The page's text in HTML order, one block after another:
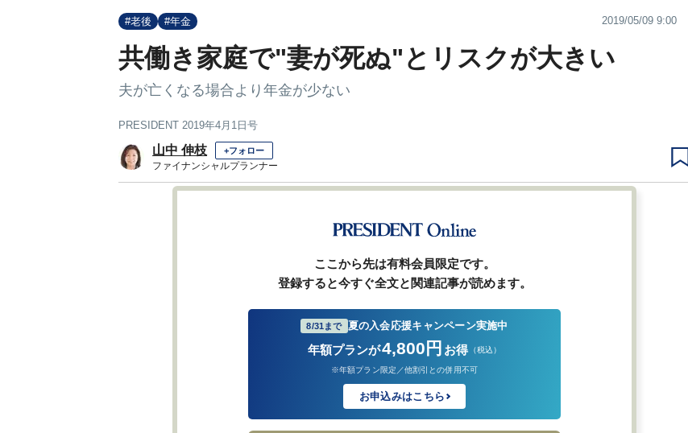
#老後 #年金 2019/05/09 9:00
共働き家庭で"妻が死ぬ"とリスクが大きい
夫が亡くなる場合より年金が少ない
PRESIDENT 2019年4月1日号
山中 伸枝 +フォロー
ファイナンシャルプランナー
ここから先は有料会員限定です。
登録すると今すぐ全文と関連記事が読めます。
8/31まで 夏の入会応援キャンペーン実施中
年額プランが4,800円 お得 （税込）
※年額プラン限定／他割引との併用不可
お申込みはこちら